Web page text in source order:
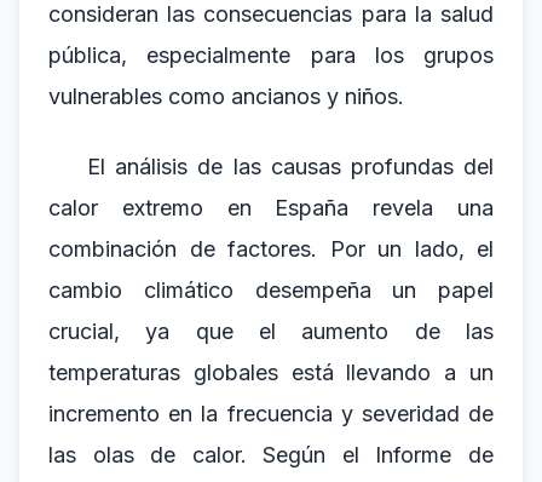
consideran las consecuencias para la salud
pública, especialmente para los grupos
vulnerables como ancianos y niños.
El análisis de las causas profundas del
calor extremo en España revela una
combinación de factores. Por un lado, el
cambio climático desempeña un papel
crucial, ya que el aumento de las
temperaturas globales está llevando a un
incremento en la frecuencia y severidad de
las olas de calor. Según el Informe de